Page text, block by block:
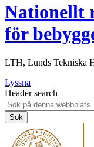
Nationellt
för
LTH, Lunds Tekniska
Lyssna
Header search